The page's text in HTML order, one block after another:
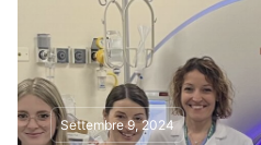
Settembre 9, 2024